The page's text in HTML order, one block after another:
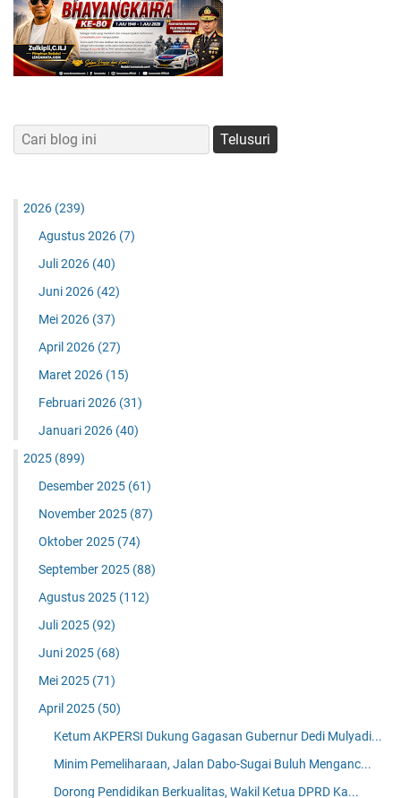
2026 (239)
Agustus 2026 (7)
Juli 2026 (40)
Juni 2026 (42)
Mei 2026 (37)
April 2026 (27)
Maret 2026 (15)
Februari 2026 (31)
Januari 2026 (40)
2025 (899)
Desember 2025 (61)
November 2025 (87)
Oktober 2025 (74)
September 2025 (88)
Agustus 2025 (112)
Juli 2025 (92)
Juni 2025 (68)
Mei 2025 (71)
April 2025 (50)
Ketum AKPERSI Dukung Gagasan Gubernur Dedi Mulyadi...
Minim Pemeliharaan, Jalan Dabo-Sugai Buluh Menganc...
Dorong Pendidikan Berkualitas, Wakil Ketua DPRD Ka...